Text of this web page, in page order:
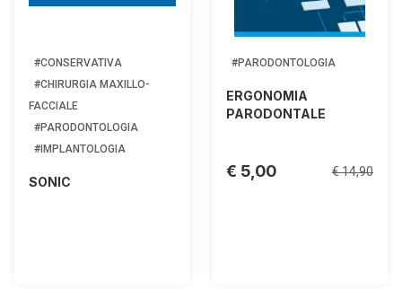
#CONSERVATIVA
#CHIRURGIA MAXILLO-
FACCIALE
#PARODONTOLOGIA
#IMPLANTOLOGIA
SONIC
#PARODONTOLOGIA
ERGONOMIA
PARODONTALE
€ 5,00 € 14,90